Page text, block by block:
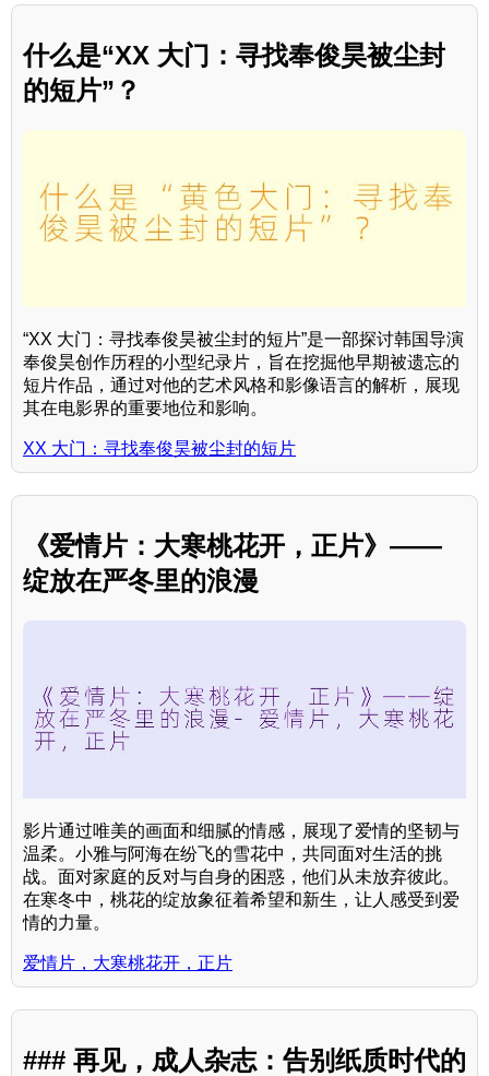
什么是“XX 大门：寻找奉俊昊被尘封
的短片”？
“XX 大门：寻找奉俊昊被尘封的短片”是一部探讨韩国导演
奉俊昊创作历程的小型纪录片，旨在挖掘他早期被遗忘的
短片作品，通过对他的艺术风格和影像语言的解析，展现
其在电影界的重要地位和影响。
XX 大门：寻找奉俊昊被尘封的短片
《爱情片：大寒桃花开，正片》——
绽放在严冬里的浪漫
影片通过唯美的画面和细腻的情感，展现了爱情的坚韧与
温柔。小雅与阿海在纷飞的雪花中，共同面对生活的挑
战。面对家庭的反对与自身的困惑，他们从未放弃彼此。
在寒冬中，桃花的绽放象征着希望和新生，让人感受到爱
情的力量。
爱情片，大寒桃花开，正片
### 再见，成人杂志：告别纸质时代的